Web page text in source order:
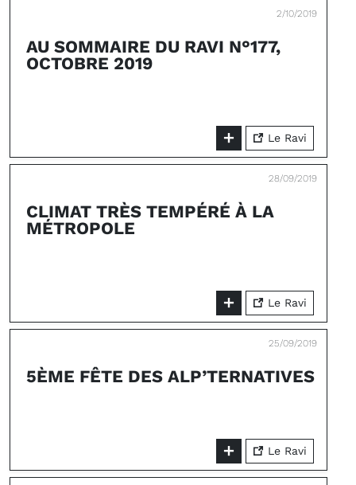
2/10/2019
AU SOMMAIRE DU RAVI N°177,
OCTOBRE 2019
Le Ravi
28/09/2019
CLIMAT TRÈS TEMPÉRÉ À LA
MÉTROPOLE
Le Ravi
25/09/2019
5ÈME FÊTE DES ALP’TERNATIVES
Le Ravi